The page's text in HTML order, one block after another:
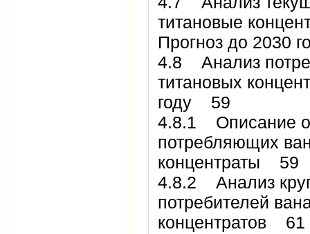
титановые
Прогноз до 2030
4.8 Анализ
титановых
году 59
4.8.1 Описание
потребляющих
концентраты 59
4.8.2 Анализ
потребителей
концентратов 61